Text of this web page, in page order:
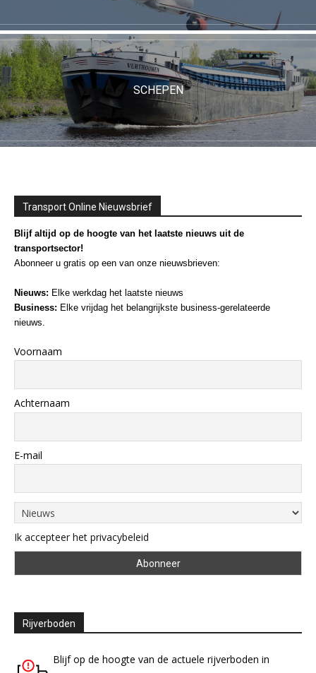
SCHEPEN
Transport Online Nieuwsbrief
Blijf altijd op de hoogte van het laatste nieuws uit de
transportsector!
Abonneer u gratis op een van onze nieuwsbrieven:
Nieuws: Elke werkdag het laatste nieuws
Business: Elke vrijdag het belangrijkste business-gerelateerde
nieuws.
Voornaam
Achternaam
E-mail
Ik accepteer het privacybeleid
Rijverboden
Blijf op de hoogte van de actuele rijverboden in